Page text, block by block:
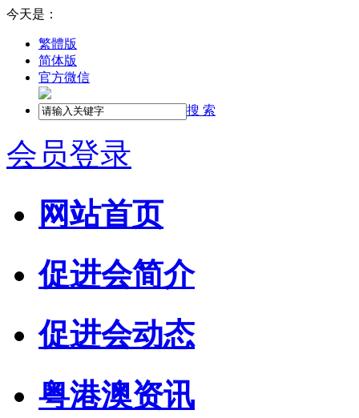
今天是：
繁體版
简体版
官方微信
搜 索
会员登录
网站首页
促进会简介
促进会动态
粤港澳资讯